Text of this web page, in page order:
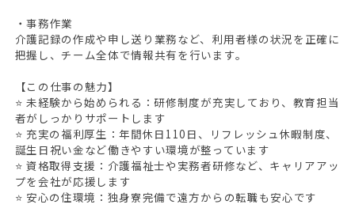
・事務作業
介護記録の作成や申し送り業務など、利用者様の状況を正確に
把握し、チーム全体で情報共有を行います。
【この仕事の魅力】
⭐ 未経験から始められる：研修制度が充実しており、教育担当
者がしっかりサポートします
⭐ 充実の福利厚生：年間休日110日、リフレッシュ休暇制度、
誕生日祝い金など働きやすい環境が整っています
⭐ 資格取得支援：介護福祉士や実務者研修など、キャリアアッ
プを会社が応援します
⭐ 安心の住環境：独身寮完備で遠方からの転職も安心です